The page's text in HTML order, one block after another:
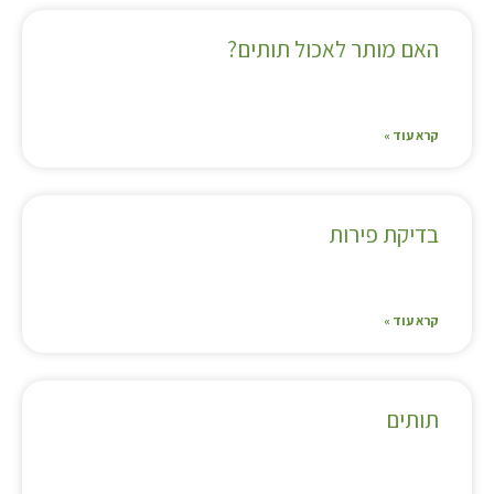
האם מותר לאכול תותים?
קרא עוד »
בדיקת פירות
קרא עוד »
תותים